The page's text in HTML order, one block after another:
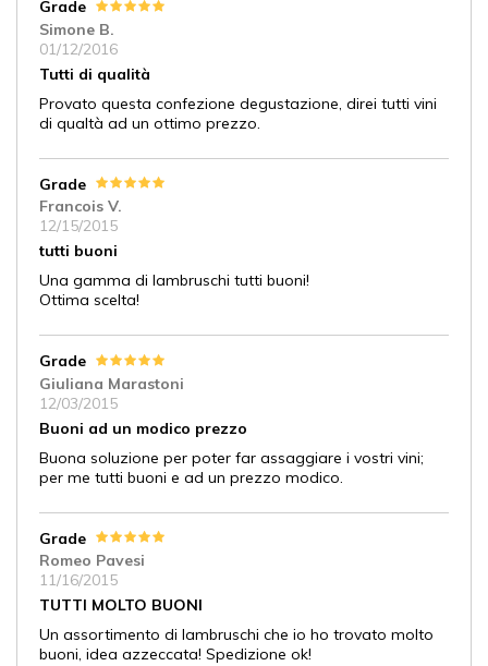
Grade
Simone B.
01/12/2016
Tutti di qualità
Provato questa confezione degustazione, direi tutti vini
di qualtà ad un ottimo prezzo.
Grade
Francois V.
12/15/2015
tutti buoni
Una gamma di lambruschi tutti buoni!
Ottima scelta!
Grade
Giuliana Marastoni
12/03/2015
Buoni ad un modico prezzo
Buona soluzione per poter far assaggiare i vostri vini;
per me tutti buoni e ad un prezzo modico.
Grade
Romeo Pavesi
11/16/2015
TUTTI MOLTO BUONI
Un assortimento di lambruschi che io ho trovato molto
buoni, idea azzeccata! Spedizione ok!